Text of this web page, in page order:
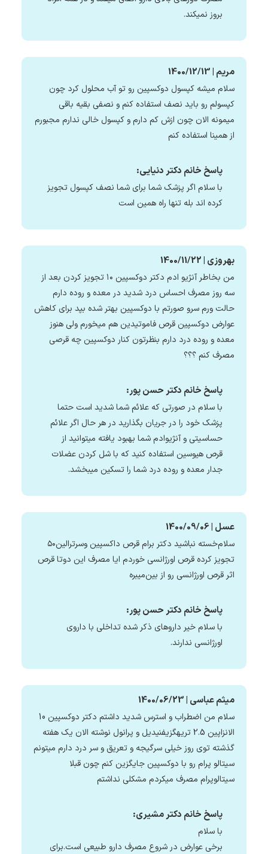
بروز نمیکند.
مریم | 1400/12/13
سلام میشه کپسول دوکسپین رو تو آب محلول کرد چون
کپسولم رو باید نصف استفاده کنم و نصفی بقیه باقی
میمونه الان چون ازش کم دارم و کپسول خالی ندارم مجبورم
از همینا استفاده کنم
پاسخ خانم دکتر دنیایی:
با سلام اگر پزشک شما برای شما نصف کپسول تجویز
کرده اند بله تنها راه همین است
بهروزی | 1400/11/22
من بخاطر آنژیو ادم دکتر دوکسپین ۱۰ تجویز کردن بعد از
سه روز مصرف احساس درد شدید در معده و روده دارم
حالت ورم سرو صورتم با دوکسپین بهتر شده بپد برای کاهش
عوارض دوکسپین قرص فاموتیدین هم میخورم ولی هنوز
معده و روده درد دارم بنظرتون کنار دوکسپین چه قرصی
مصرف کنم ؟؟؟
پاسخ خانم دکتر حسن پور:
با سلام در صورتی که علائم شما شدید است حتما
پزشک خود را در جریان بگذارید در هر حال اگر علائم
حساسیتی و آنژیوادم شما بهبود یافته میتوانید از
قرص هیوسین استفاده کنید که با شل کردن عضلات
جدار معده و روده درد شما را تسکین میبخشد.
عسل | 1400/09/06
سلام‌خسته نباشید دکتر برام قرص داکسپین وسرترالین۵۰
تجویز کرده قرص اورژانسی خوردم ایا مصرف این دوتا قرص
اثر قرص اورژانسی رو از بین‌میبره
پاسخ خانم دکتر حسن پور:
با سلام خیر داروهای ذکر شده تداخلی با داروی
اورژانسی ندارند.
میثم عباسی | 1400/06/23
سلام من اضطراب و استرس شدید داشتم دکتر دوکسپین 10
الانزاپین 2.5 تریهگزیفنیدیل و پرانول نوشته الان یک هفته
گذشته توی روز خیلی سرگیجه و تعریق و سر درد دارم میتونم
سیتالو پرام رو با دوکسپین جایگزین کنم چون قبلا
سیتالوپرام مصرف میکردم مشکلی نداشتم
پاسخ خانم دکتر مشیری:
با سلام
برخی عوارض در شروع مصرف دارو طبیعی است.برای